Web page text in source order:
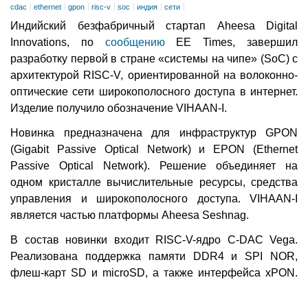
cdac ethernet gpon risc-v soc индия сети
Индийский безфабричный стартап Aheesa Digital
Innovations, по сообщениюEE Times, завершил
разработку первой в стране «системы на чипе» (SoC) с
архитектурой RISC-V, ориентированной на волоконно-
оптические сети широкополосного доступа в интернет.
Изделие получило обозначение VIHAAN-I.
Новинка предназначена для инфраструктур GPON
(Gigabit Passive Optical Network) и EPON (Ethernet
Passive Optical Network). Решение объединяет на
одном кристалле вычислительные ресурсы, средства
управления и широкополосного доступа. VIHAAN-I
является частью платформы Aheesa Seshnag.
В состав новинки входит RISC-V-ядро C-DAC Vega.
Реализована поддержка памяти DDR4 и SPI NOR,
флеш-карт SD и microSD, а также интерфейса xPON.